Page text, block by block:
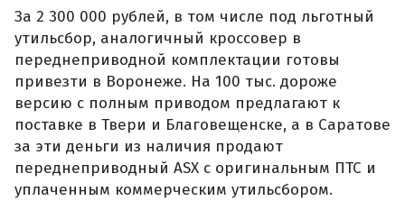
За 2 300 000 рублей, в том числе под льготный
утильсбор, аналогичный кроссовер в
переднеприводной комплектации готовы
привезти в Воронеже. На 100 тыс. дороже
версию с полным приводом предлагают к
поставке в Твери и Благовещенске, а в Саратове
за эти деньги из наличия продают
переднеприводный ASX с оригинальным ПТС и
уплаченным коммерческим утильсбором.